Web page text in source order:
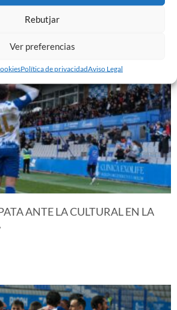
Rebutjar
Ver preferencias
Política de privacidadAviso Legal
ANTE LA CULTURAL EN LA